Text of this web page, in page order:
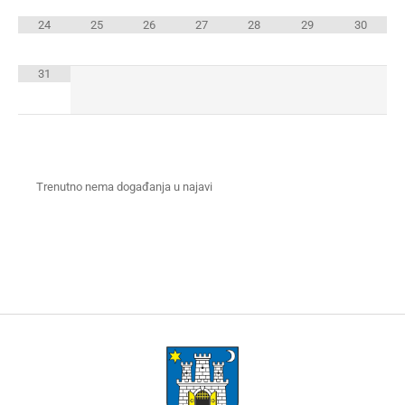
24 25 26 27 28 29 30
31
Trenutno nema događanja u najavi